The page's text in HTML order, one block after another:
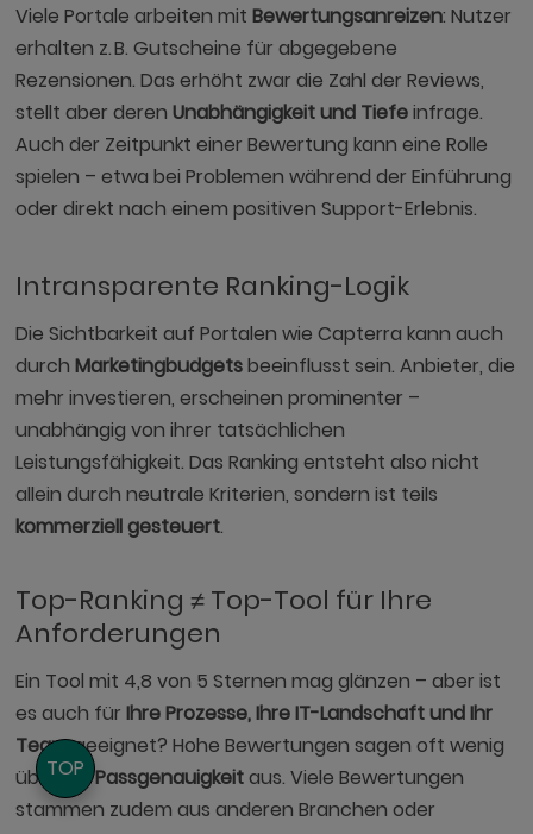
Viele Portale arbeiten mit Bewertungsanreizen: Nutzer
erhalten z. B. Gutscheine für abgegebene
Rezensionen. Das erhöht zwar die Zahl der Reviews,
stellt aber deren Unabhängigkeit und Tiefeinfrage.
Auch der Zeitpunkt einer Bewertung kann eine Rolle
spielen – etwa bei Problemen während der Einführung
oder direkt nach einem positiven Support-Erlebnis.
Intransparente Ranking-Logik
Die Sichtbarkeit auf Portalen wie Capterra kann auch
durch Marketingbudgetsbeeinflusst sein. Anbieter, die
mehr investieren, erscheinen prominenter –
unabhängig von ihrer tatsächlichen
Leistungsfähigkeit. Das Ranking entsteht also nicht
allein durch neutrale Kriterien, sondern ist teils
kommerziell gesteuert.
Top-Ranking ≠ Top-Tool für Ihre
Anforderungen
Ein Tool mit 4,8 von 5 Sternen mag glänzen – aber ist
es auch für Ihre Prozesse, Ihre IT-Landschaft und Ihr
Teamgeeignet? Hohe Bewertungen sagen oft wenig
über diePassgenauigkeitaus. Viele Bewertungen
stammen zudem aus anderen Branchen oder
TOP